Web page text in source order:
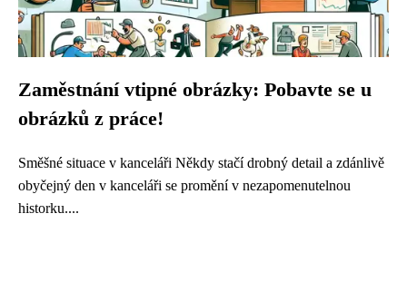
Zaměstnání vtipné obrázky: Pobavte se u
obrázků z práce!
Směšné situace v kanceláři Někdy stačí drobný detail a zdánlivě
obyčejný den v kanceláři se promění v nezapomenutelnou
historku....